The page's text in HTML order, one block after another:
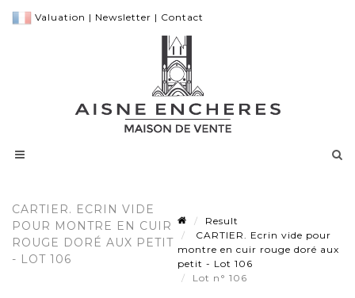
Valuation | Newsletter | Contact
CARTIER. ECRIN VIDE
POUR MONTRE EN CUIR
ROUGE DORÉ AUX PETIT
- LOT 106
Result
CARTIER. Ecrin vide pour
montre en cuir rouge doré aux
petit - Lot 106
Lot n° 106